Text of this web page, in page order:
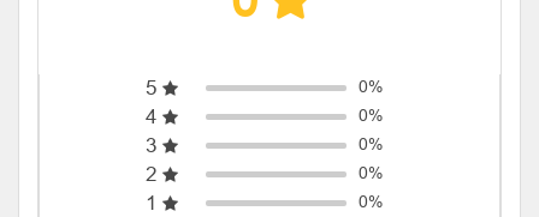
5 0%
4 0%
3 0%
2 0%
1 0%